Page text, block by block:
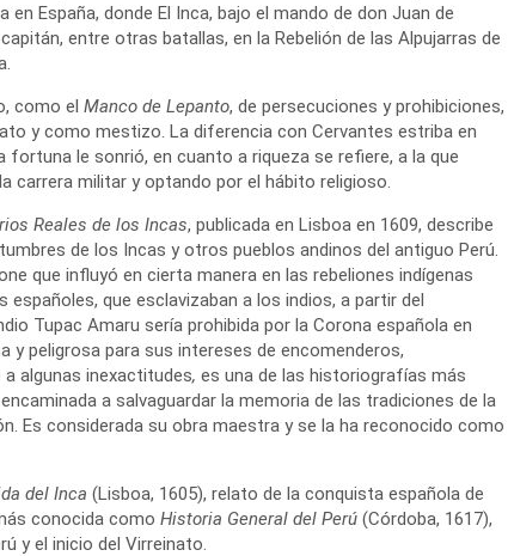
en España, donde El Inca, bajo el mando de don Juan de
entre otras batallas, en la Rebelión de las Alpujarras de
como el Manco de Lepanto, de persecuciones y prohibiciones,
y como mestizo. La diferencia con Cervantes estriba en
fortuna le sonrió, en cuanto a riqueza se refiere, a la que
carrera militar y optando por el hábito religioso.
Reales de los Incas, publicada en Lisboa en 1609, describe
de los Incas y otros pueblos andinos del antiguo Perú.
que influyó en cierta manera en las rebeliones indígenas
que esclavizaban a los indios, a partir del
Tupac Amaru sería prohibida por la Corona española en
y peligrosa para sus intereses de encomenderos,
a algunas inexactitudes, es una de las historiografías más
a salvaguardar la memoria de las tradiciones de la
Es considerada su obra maestra y se la ha reconocido como
del Inca (Lisboa, 1605), relato de la conquista española de
conocida como Historia General del Perú (Córdoba, 1617),
y el inicio del Virreinato.